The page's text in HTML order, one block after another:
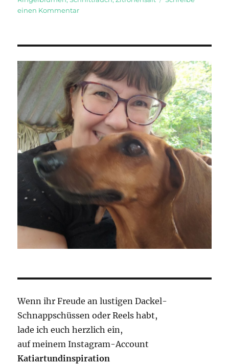
einen Kommentarzu
Wenn ihr Freude an lustigen Dackel-
Schnappschüssen oder Reels habt,
lade ich euch herzlich ein,
auf meinem Instagram-Account
Katiartundinspiration